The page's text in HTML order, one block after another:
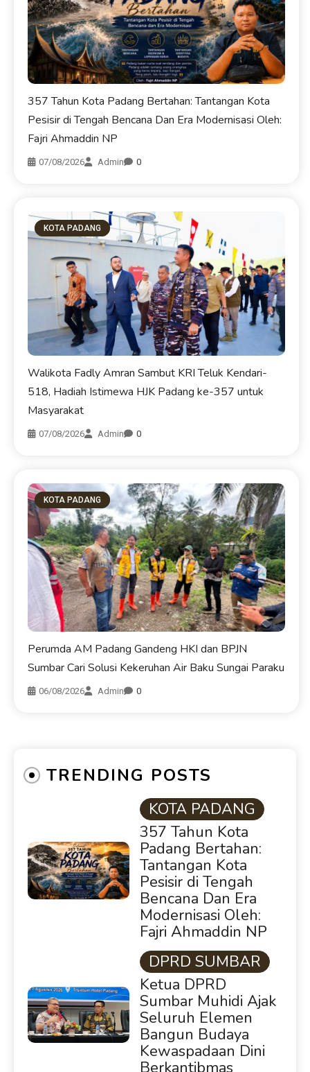
07/08/2026 Admin 0
KOTA PADANG
Walikota Fadly Amran Sambut KRI Teluk Kendari-
518, Hadiah Istimewa HJK Padang ke-357 untuk
Masyarakat
07/08/2026 Admin 0
KOTA PADANG
Perumda AM Padang Gandeng HKI dan BPJN
Sumbar Cari Solusi Kekeruhan Air Baku Sungai Paraku
06/08/2026 Admin 0
TRENDING POSTS
KOTA PADANG
Padang Bertahan:
Modernisasi Oleh:
Fajri Ahmaddin NP
DPRD SUMBAR
Ketua DPRD
Sumbar Muhidi Ajak
Seluruh Elemen
Bangun Budaya
Kewaspadaan Dini
Berkantibmas
KOTA PADANG
Walikota Fadly
Amran Sambut KRI
Teluk Kendari-518,
Hadiah Istimewa
HJK Padang ke-357
untuk Masyarakat